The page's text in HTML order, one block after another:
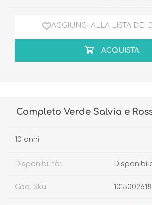
AGGIUNGI ALLA LISTA DEI
ACQUISTA
Completo Verde Salvia e
10 anni
Disponibilità:
Cod. Sku: